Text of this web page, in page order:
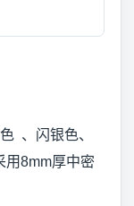
、闪银色、
用8mm厚中密